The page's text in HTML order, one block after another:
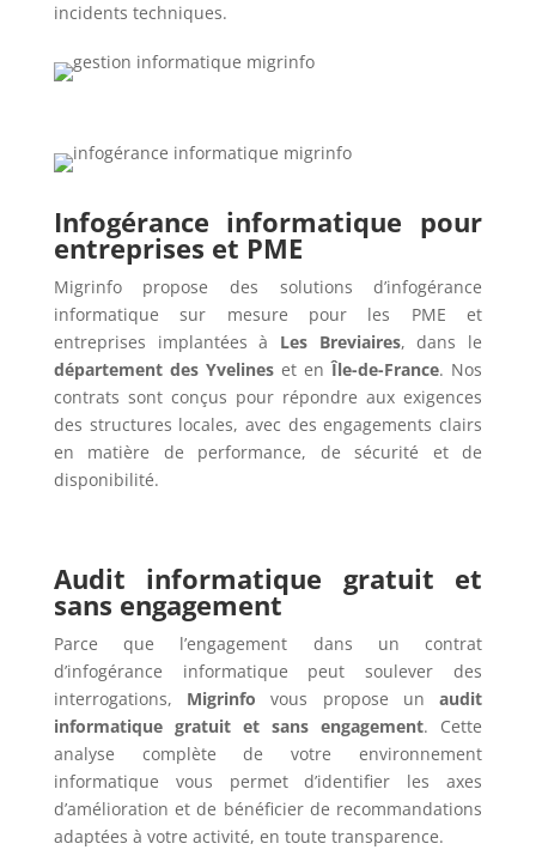
incidents techniques.
Infogérance informatique pour
entreprises et PME
Migrinfo propose des solutions d’infogérance
informatique sur mesure pour les PME et
entreprises implantées à Les Breviaires, dans le
département des Yvelineset enÎle-de-France. Nos
contrats sont conçus pour répondre aux exigences
des structures locales, avec des engagements clairs
en matière de performance, de sécurité et de
disponibilité.
Audit informatique gratuit et
sans engagement
Parce que l’engagement dans un contrat
d’infogérance informatique peut soulever des
interrogations, Migrinfovous propose unaudit
informatique gratuit et sans engagement. Cette
analyse complète de votre environnement
informatique vous permet d’identifier les axes
d’amélioration et de bénéficier de recommandations
adaptées à votre activité, en toute transparence.